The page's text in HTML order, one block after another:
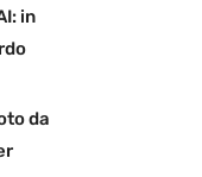
in
da